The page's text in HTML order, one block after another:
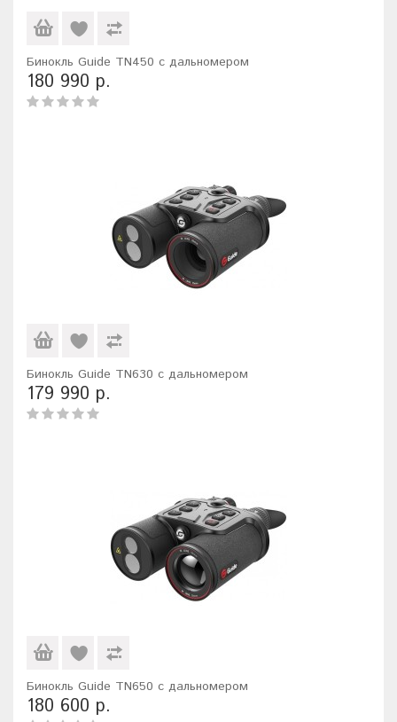
Бинокль Guide TN450 с дальномером
180 990 р.
Бинокль Guide TN630 с дальномером
179 990 р.
Бинокль Guide TN650 с дальномером
180 600 р.